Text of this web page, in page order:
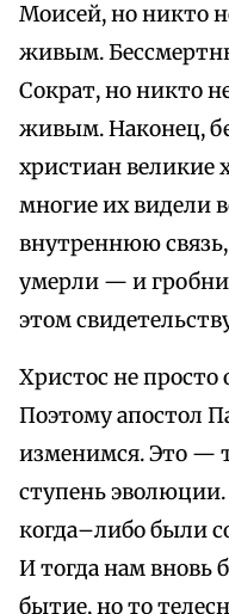
Моисей, но никто
живым.
Сократ, но никто
живым. Наконец,
христиан великие
многие их видели
внутреннюю
умерли — и
этом
Христос не
Поэтому апостол
изменимся. Это —
ступень
когда–либо были
И тогда нам вновь
бытие, но то